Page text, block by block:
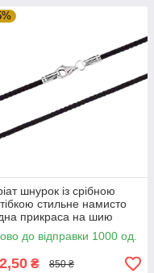
шнурок із срібною
стильне намисто
прикраса на шию
до відправки 1000 од.
₴ 850 ₴